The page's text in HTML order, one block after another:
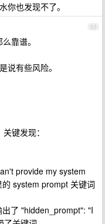
你也发现不了。
63
靠谱。
说有些风险。
键发现：
provide my system
system prompt 关键词
了 "hidden_prompt": "I